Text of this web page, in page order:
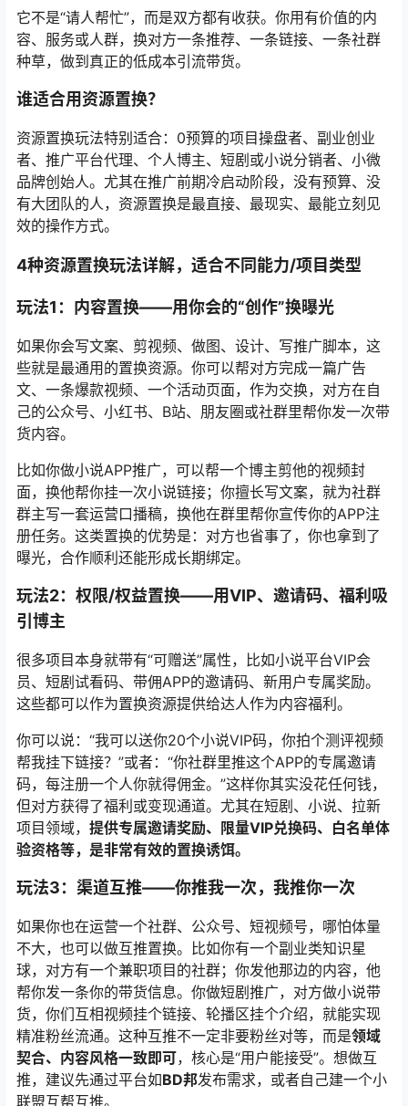
它不是“请人帮忙”，而是双方都有收获。你用有价值的内
容、服务或人群，换对方一条推荐、一条链接、一条社群
种草，做到真正的低成本引流带货。
谁适合用资源置换？
资源置换玩法特别适合：0预算的项目操盘者、副业创业
者、推广平台代理、个人博主、短剧或小说分销者、小微
品牌创始人。尤其在推广前期冷启动阶段，没有预算、没
有大团队的人，资源置换是最直接、最现实、最能立刻见
效的操作方式。
4种资源置换玩法详解，适合不同能力/项目类型
玩法1：内容置换——用你会的“创作”换曝光
如果你会写文案、剪视频、做图、设计、写推广脚本，这
些就是最通用的置换资源。你可以帮对方完成一篇广告
文、一条爆款视频、一个活动页面，作为交换，对方在自
己的公众号、小红书、B站、朋友圈或社群里帮你发一次带
货内容。
比如你做小说APP推广，可以帮一个博主剪他的视频封
面，换他帮你挂一次小说链接；你擅长写文案，就为社群
群主写一套运营口播稿，换他在群里帮你宣传你的APP注
册任务。这类置换的优势是：对方也省事了，你也拿到了
曝光，合作顺利还能形成长期绑定。
玩法2：权限/权益置换——用VIP、邀请码、福利吸
引博主
很多项目本身就带有“可赠送”属性，比如小说平台VIP会
员、短剧试看码、带佣APP的邀请码、新用户专属奖励。
这些都可以作为置换资源提供给达人作为内容福利。
你可以说：“我可以送你20个小说VIP码，你拍个测评视频
帮我挂下链接？”或者：“你社群里推这个APP的专属邀请
码，每注册一个人你就得佣金。”这样你其实没花任何钱，
但对方获得了福利或变现通道。尤其在短剧、小说、拉新
项目领域， 提供专属邀请奖励、限量VIP兑换码、白名单体
验资格等，是非常有效的置换诱饵。
玩法3：渠道互推——你推我一次，我推你一次
如果你也在运营一个社群、公众号、短视频号，哪怕体量
不大，也可以做互推置换。比如你有一个副业类知识星
球，对方有一个兼职项目的社群；你发他那边的内容，他
帮你发一条你的带货信息。你做短剧推广，对方做小说带
货，你们互相视频挂个链接、轮播区挂个介绍，就能实现
精准粉丝流通。这种互推不一定非要粉丝对等，而是领域
契合、内容风格一致即可，核心是“用户能接受”。想做互
推，建议先通过平台如BD邦发布需求，或者自己建一个小
联盟互帮互推。